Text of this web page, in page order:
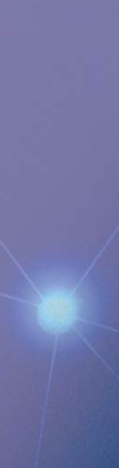
den
för
i